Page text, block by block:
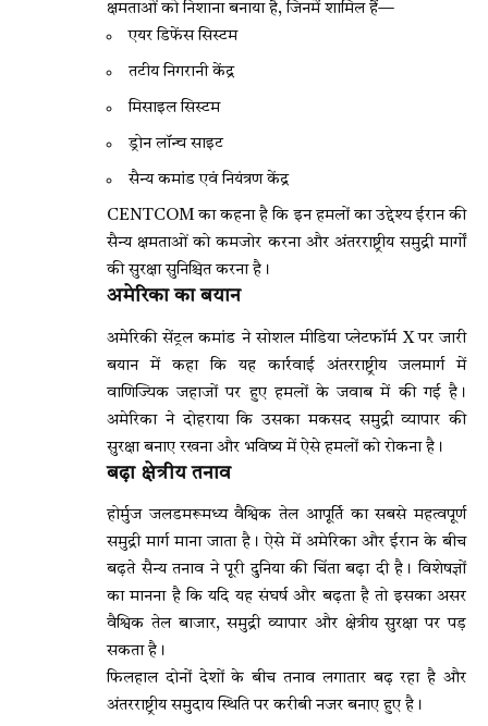
क्षमताओं को निशाना बनाया है, जिनमें शामिल हैं—
एयर डिफेंस सिस्टम
तटीय निगरानी केंद्र
मिसाइल सिस्टम
ड्रोन लॉन्च साइट
सैन्य कमांड एवं नियंत्रण केंद्र
CENTCOM का कहना है कि इन हमलों का उद्देश्य ईरान की
सैन्य क्षमताओं को कमजोर करना और अंतरराष्ट्रीय समुद्री मार्गों
की सुरक्षा सुनिश्चित करना है।
अमेरिका का बयान
अमेरिकी सेंट्रल कमांड ने सोशल मीडिया प्लेटफॉर्म X पर जारी
बयान में कहा कि यह कार्रवाई अंतरराष्ट्रीय जलमार्ग में
वाणिज्यिक जहाजों पर हुए हमलों के जवाब में की गई है।
अमेरिका ने दोहराया कि उसका मकसद समुद्री व्यापार की
सुरक्षा बनाए रखना और भविष्य में ऐसे हमलों को रोकना है।
बढ़ा क्षेत्रीय तनाव
होर्मुज जलडमरूमध्य वैश्विक तेल आपूर्ति का सबसे महत्वपूर्ण
समुद्री मार्ग माना जाता है। ऐसे में अमेरिका और ईरान के बीच
बढ़ते सैन्य तनाव ने पूरी दुनिया की चिंता बढ़ा दी है। विशेषज्ञों
का मानना है कि यदि यह संघर्ष और बढ़ता है तो इसका असर
वैश्विक तेल बाजार, समुद्री व्यापार और क्षेत्रीय सुरक्षा पर पड़
सकता है।
फिलहाल दोनों देशों के बीच तनाव लगातार बढ़ रहा है और
अंतरराष्ट्रीय समुदाय स्थिति पर करीबी नजर बनाए हुए है।